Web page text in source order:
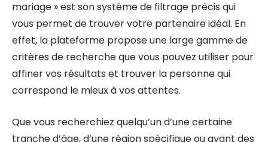
mariage » est son système de filtrage précis qui
vous permet de trouver votre partenaire idéal. En
effet, la plateforme propose une large gamme de
critères de recherche que vous pouvez utiliser pour
affiner vos résultats et trouver la personne qui
correspond le mieux à vos attentes.
Que vous recherchiez quelqu’un d’une certaine
tranche d’âge, d’une région spécifique ou ayant des